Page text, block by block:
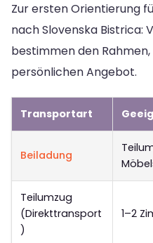
Zur ersten Orientierung
nach Slovenska Bistrica:
bestimmen den
persönlichen Angebot.
Transportart
Beiladung
Teilumzug
(Direkttransport
)
1–2